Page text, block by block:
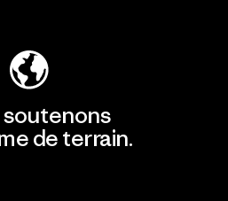
soutenons
de terrain.